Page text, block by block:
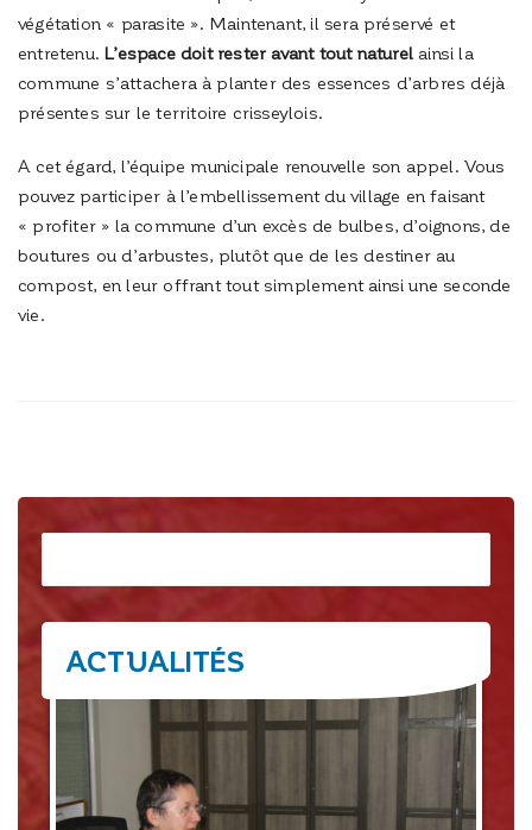
végétation « parasite ». Maintenant, il sera préservé et
entretenu.L’espace doit rester avant tout naturel ainsi la
commune s’attachera à planter des essences d’arbres déjà
présentes sur le territoire crisseylois.
A cet égard, l’équipe municipale renouvelle son appel. Vous
pouvez participer à l’embellissement du village en faisant
« profiter » la commune d’un excès de bulbes, d’oignons, de
boutures ou d’arbustes, plutôt que de les destiner au
compost, en leur offrant tout simplement ainsi une seconde
vie.
ACTUALITÉS